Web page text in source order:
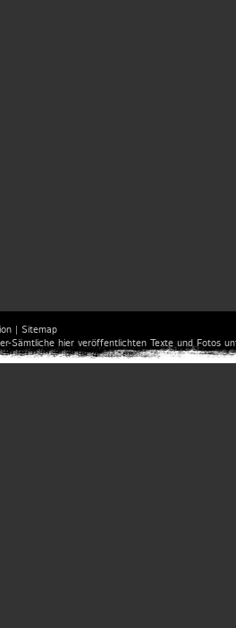
| Sitemap
Sämtliche hier veröffentlichten Texte und Fotos